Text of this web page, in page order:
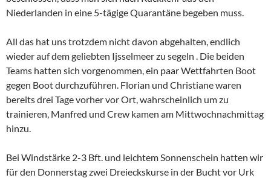
Niederlanden in eine 5-tägige Quarantäne begeben muss.
All das hat uns trotzdem nicht davon abgehalten, endlich
wieder auf dem geliebten Ijsselmeer zu segeln . Die beiden
Teams hatten sich vorgenommen, ein paar Wettfahrten Boot
gegen Boot durchzuführen. Florian und Christiane waren
bereits drei Tage vorher vor Ort, wahrscheinlich um zu
trainieren, Manfred und Crew kamen am Mittwochnachmittag
hinzu.
Bei Windstärke 2-3 Bft. und leichtem Sonnenschein hatten wir
für den Donnerstag zwei Dreieckskurse in der Bucht vor Urk